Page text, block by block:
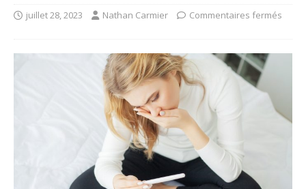
juillet 28, 2023 Nathan Carmier Commentaires fermés